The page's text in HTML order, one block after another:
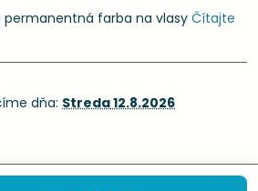
permanentná farba na vlasyČítajte
dňa: Streda12.8.2026